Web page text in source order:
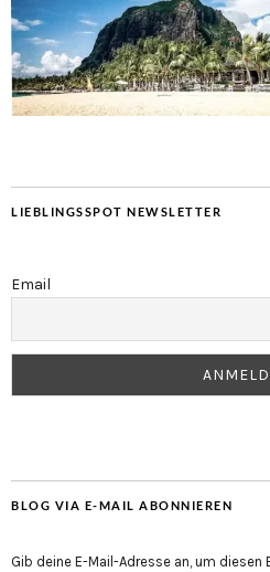
LIEBLINGSSPOT NEWSLETTER
Email
BLOG VIA E-MAIL ABONNIEREN
Gib deine E-Mail-Adresse an, um diesen